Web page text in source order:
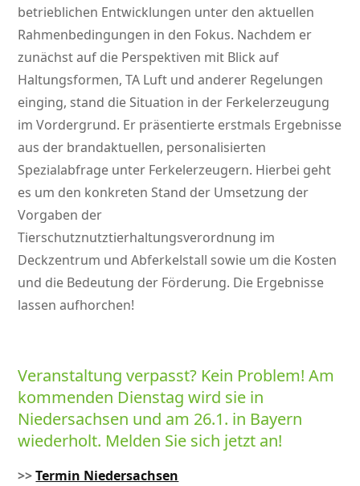
betrieblichen Entwicklungen unter den aktuellen
Rahmenbedingungen in den Fokus. Nachdem er
zunächst auf die Perspektiven mit Blick auf
Haltungsformen, TA Luft und anderer Regelungen
einging, stand die Situation in der Ferkelerzeugung
im Vordergrund. Er präsentierte erstmals Ergebnisse
aus der brandaktuellen, personalisierten
Spezialabfrage unter Ferkelerzeugern. Hierbei geht
es um den konkreten Stand der Umsetzung der
Vorgaben der
Tierschutznutztierhaltungsverordnung im
Deckzentrum und Abferkelstall sowie um die Kosten
und die Bedeutung der Förderung. Die Ergebnisse
lassen aufhorchen!
Veranstaltung verpasst? Kein Problem! Am
kommenden Dienstag wird sie in
Niedersachsen und am 26.1. in Bayern
wiederholt. Melden Sie sich jetzt an!
>>Termin Niedersachsen